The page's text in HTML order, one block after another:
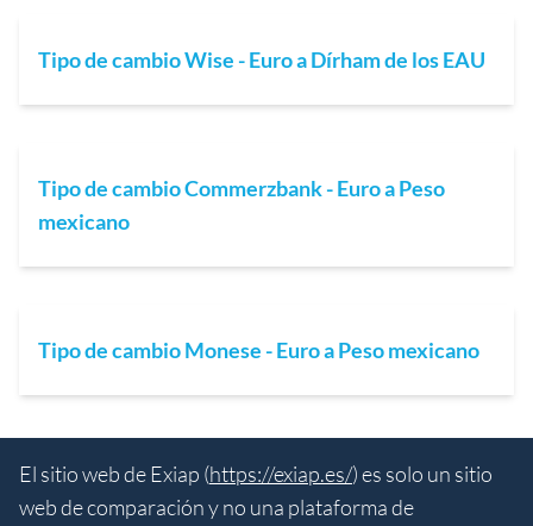
Tipo de cambio Wise - Euro a Dírham de los EAU
Tipo de cambio Commerzbank - Euro a Peso
mexicano
Tipo de cambio Monese - Euro a Peso mexicano
El sitio web de Exiap (https://exiap.es/) es solo un sitio
web de comparación y no una plataforma de